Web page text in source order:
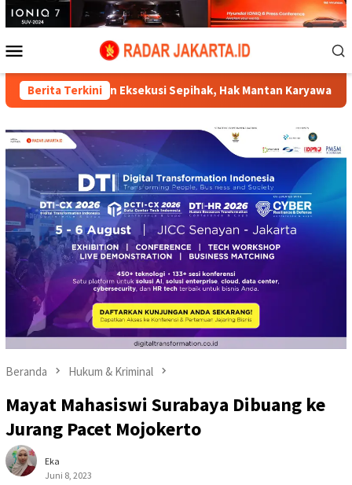
Loncat
ke
Mobile
Berita Terkini
Eksekusi Sepihak, Hak Mantan Karyawan PT Matahari
Beranda Hukum & Kriminal
Mayat Mahasiswi Surabaya Dibuang ke
Jurang Pacet Mojokerto
Eka
Juni 8, 2023